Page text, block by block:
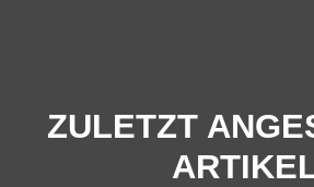
ZULETZT